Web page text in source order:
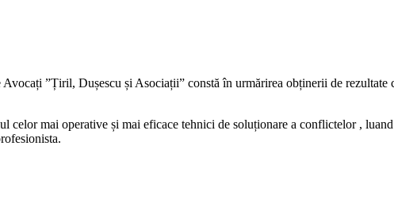
”Țiril, Dușescu și Asociații” constă în urmărirea obținerii de
celor mai operative și mai eficace tehnici de soluționare a conflictelor ,